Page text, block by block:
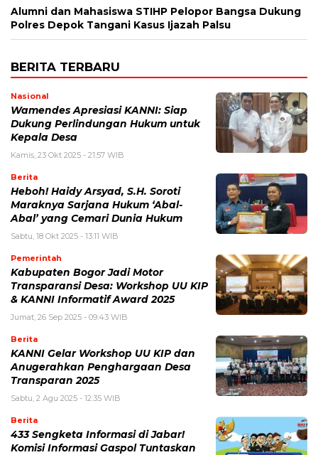
Alumni dan Mahasiswa STIHP Pelopor Bangsa Dukung
Polres Depok Tangani Kasus Ijazah Palsu
BERITA TERBARU
Nasional
Wamendes Apresiasi KANNI: Siap
Dukung Perlindungan Hukum untuk
Kepala Desa
Kamis, 23 Okt 2025 - 21:57 WIB
Berita
Heboh! Haidy Arsyad, S.H. Soroti
Maraknya Sarjana Hukum ‘Abal-
Abal’ yang Cemari Dunia Hukum
Sabtu, 18 Okt 2025 - 13:11 WIB
Pemerintah
Kabupaten Bogor Jadi Motor
Transparansi Desa: Workshop UU KIP
& KANNI Informatif Award 2025
Jumat, 26 Sep 2025 - 09:43 WIB
Berita
KANNI Gelar Workshop UU KIP dan
Anugerahkan Penghargaan Desa
Transparan 2025
Sabtu, 2 Agu 2025 - 12:35 WIB
Berita
433 Sengketa Informasi di Jabar!
Komisi Informasi Gaspol Tuntaskan